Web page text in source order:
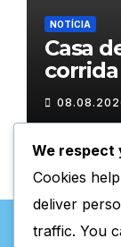
NOTÍCIA
Casa
corrida
We respect
Cookies
deliver
traffic. You